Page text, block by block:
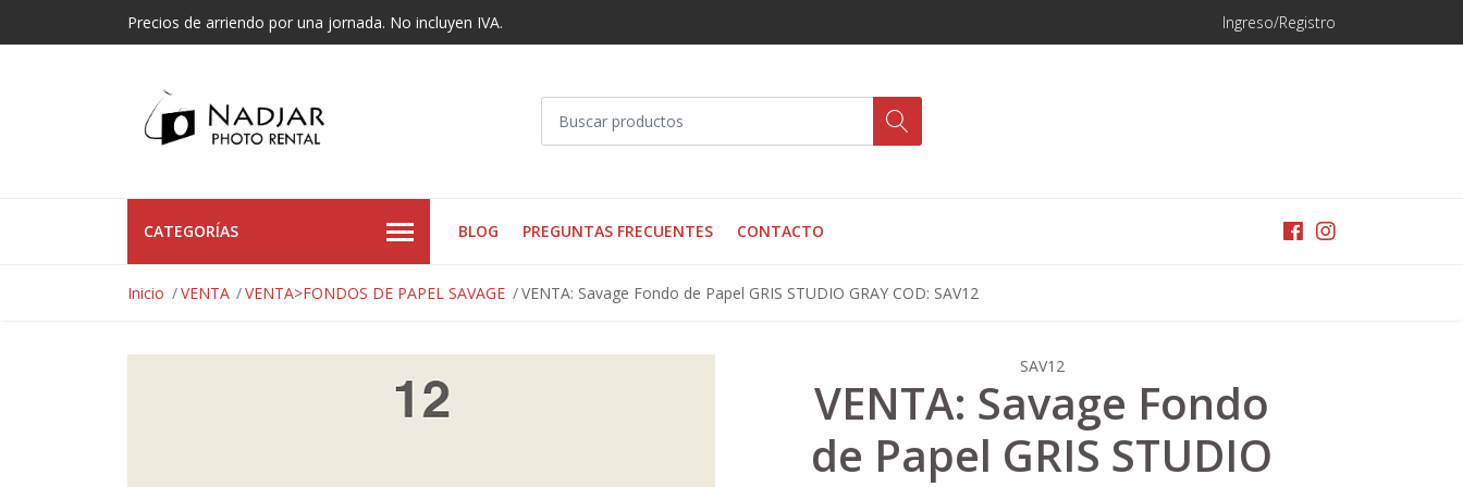
Precios de arriendo por una jornada. No incluyen IVA. Ingreso/Registro
CATEGORÍAS BLOG PREGUNTAS FRECUENTES CONTACTO
Inicio VENTA VENTA>FONDOS DE PAPEL SAVAGE VENTA: Savage Fondo de Papel GRIS STUDIO GRAY COD: SAV12
SAV12
VENTA: Savage Fondo
de Papel GRIS STUDIO